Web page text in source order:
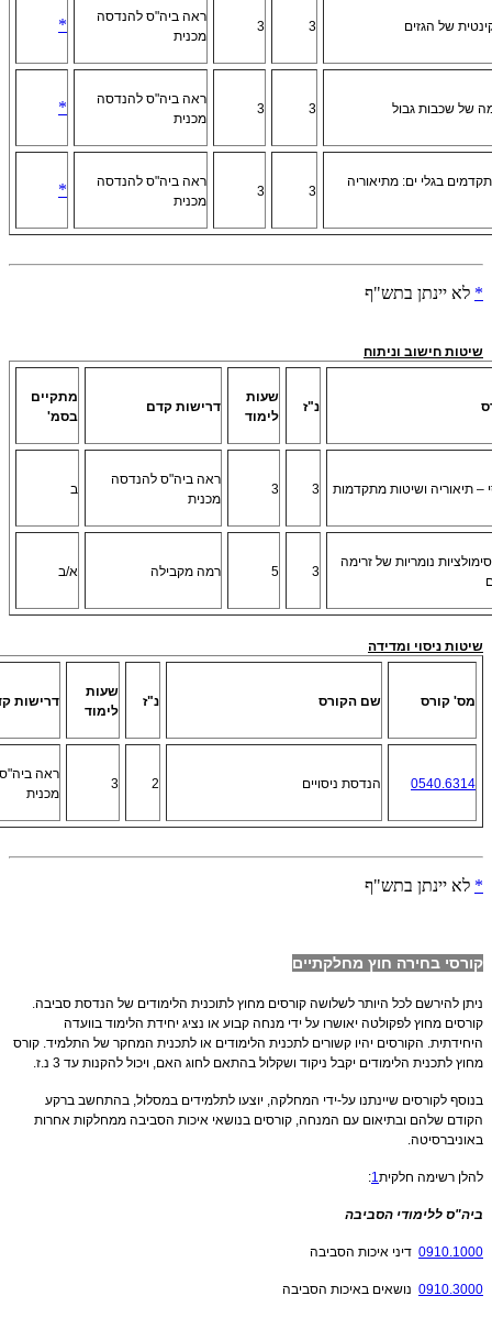
של הגזים 3
3
ראה ביה"ס להנדסה
מכנית
*
של שכבות גבול 3
3
ראה ביה"ס להנדסה
מכנית
*
בגלי ים: מתיאוריה
3
3
ראה ביה"ס להנדסה
מכנית
*
* לא יינתן בתש"ף
שיטות חישוב וניתוח
נ"ז
שעות
לימוד
דרישות קדם
מתקיים
בסמ'
– תיאוריה ושיטות מתקדמות 3
3
ראה ביה"ס להנדסה
מכנית
ב
נומריות של זרימה
3
5 רמה מקבילה א/ב
שיטות ניסוי ומדידה
מס' קורס שם הקורס נ"ז
שעות
לימוד
דרישות
0540.6314 הנדסת ניסויים 2
3
ראה
מכנית
* לא יינתן בתש"ף
קורסי בחירה חוץ מחלקתיים
ניתן להירשם לכל היותר לשלושה קורסים מחוץ לתוכנית הלימודים של הנדסת סביבה.
קורסים מחוץ לפקולטה יאושרו על ידי מנחה קבוע או נציג יחידת הלימוד בוועדה
היחידתית. הקורסים יהיו קשורים לתכנית הלימודים או לתכנית המחקר של התלמיד. קורס
מחוץ לתכנית הלימודים יקבל ניקוד ושקלול בהתאם לחוג האם, ויכול להקנות עד 3 נ.ז.
בנוסף לקורסים שיינתנו על-ידי המחלקה, יוצעו לתלמידים במסלול, בהתחשב ברקע
הקודם שלהם ובתיאום עם המנחה, קורסים בנושאי איכות הסביבה ממחלקות אחרות
באוניברסיטה.
להלן רשימה חלקית1
:
ביה"ס ללימודי הסביבה
0910.1000 דיני איכות הסביבה
0910.3000 נושאים באיכות הסביבה